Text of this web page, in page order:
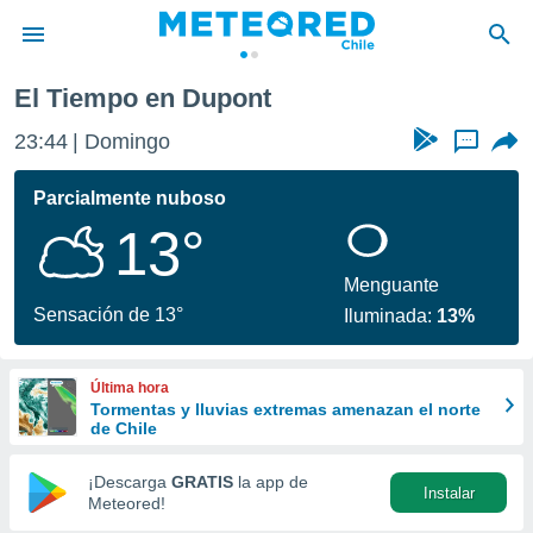
de
por
se
calidad.
a este
las
y
forma
digital
basada
El Tiempo en Dupont
23:44 Domingo ...
Parcialmente nuboso
13°
Sensación de 13°
Menguante
Iluminada: 13%
Última hora
Tormentas y lluvias extremas amenazan el norte
de Chile
¡Descarga GRATIS la app de
Meteored!
Instalar